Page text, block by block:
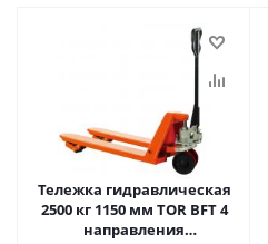
Тележка гидравлическая
2500 кг 1150 мм TOR BFT 4
направления